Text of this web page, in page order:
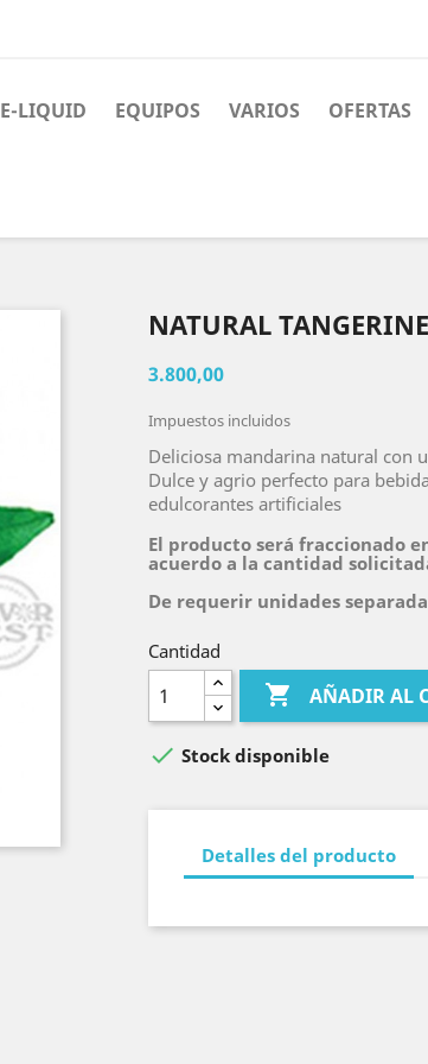
E-LIQUID EQUIPOS VARIOS OFERTAS
NATURAL
3.800,00
Impuestos incluidos
Deliciosa mandarina natural con
Dulce y agrio perfecto para
edulcorantes artificiales
El producto será fraccionado
acuerdo a la cantidad
De requerir unidades
Cantidad
 AÑADIR AL
 Stock disponible
Detalles del producto